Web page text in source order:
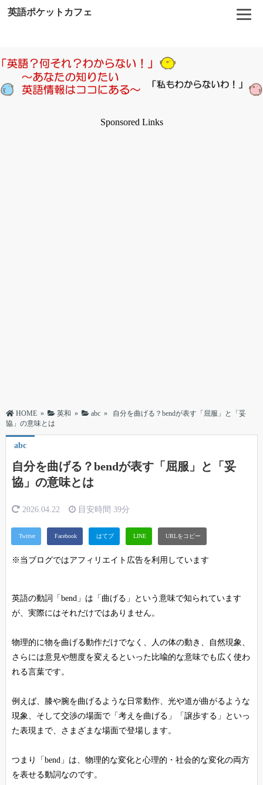
英語ポケットカフェ
Sponsored Links
HOME » 英和 » abc »
自分を曲げる？bendが表す「屈服」と「妥
協」の意味とは
abc
自分を曲げる？bendが表す「屈服」と「妥
協」の意味とは
2026.04.22 目安時間 39分
※当ブログではアフィリエイト広告を利用しています
英語の動詞「bend」は「曲げる」という意味で知られています
が、実際にはそれだけではありません。
物理的に物を曲げる動作だけでなく、人の体の動き、自然現象、
さらには意見や態度を変えるといった比喩的な意味でも広く使わ
れる言葉です。
例えば、膝や腕を曲げるような日常動作、光や道が曲がるような
現象、そして交渉の場面で「考えを曲げる」「譲歩する」といっ
た表現まで、さまざまな場面で登場します。
つまり「bend」は、物理的な変化と心理的・社会的な変化の両方
を表せる動詞なのです。